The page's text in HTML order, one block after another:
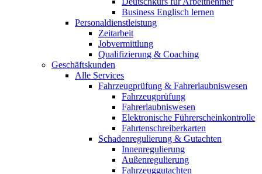
Business Englisch lernen
Personaldienstleistung
Zeitarbeit
Jobvermittlung
Qualifizierung & Coaching
Geschäftskunden
Alle Services
Fahrzeugprüfung & Fahrerlaubniswesen
Fahrzeugprüfung
Fahrerlaubniswesen
Elektronische Führerscheinkontrolle
Fahrtenschreiberkarten
Schadenregulierung & Gutachten
Innenregulierung
Außenregulierung
Fahrzeuggutachten